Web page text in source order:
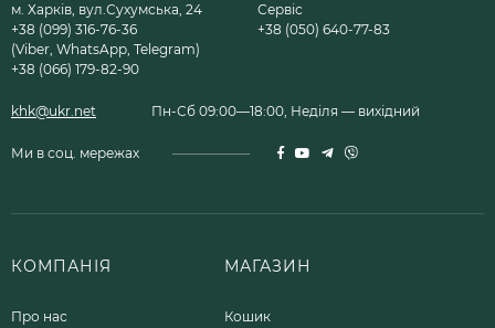
м. Харків, вул.Сухумська, 24
+38 (099) 316-76-36
(Viber, WhatsApp, Telegram)
+38 (066) 179-82-90
Сервіс
+38 (050) 640-77-83
khk@ukr.net Пн-Сб 09:00—18:00, Неділя — вихідний
Ми в соц. мережах
КОМПАНІЯ
Про нас
МАГАЗИН
Кошик